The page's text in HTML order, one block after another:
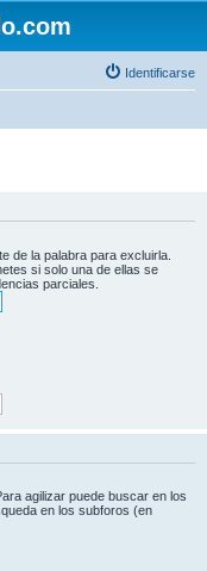
Identificarse
de la palabra para excluirla.
si solo una de ellas se
parciales.
agilizar puede buscar en los
en los subforos (en